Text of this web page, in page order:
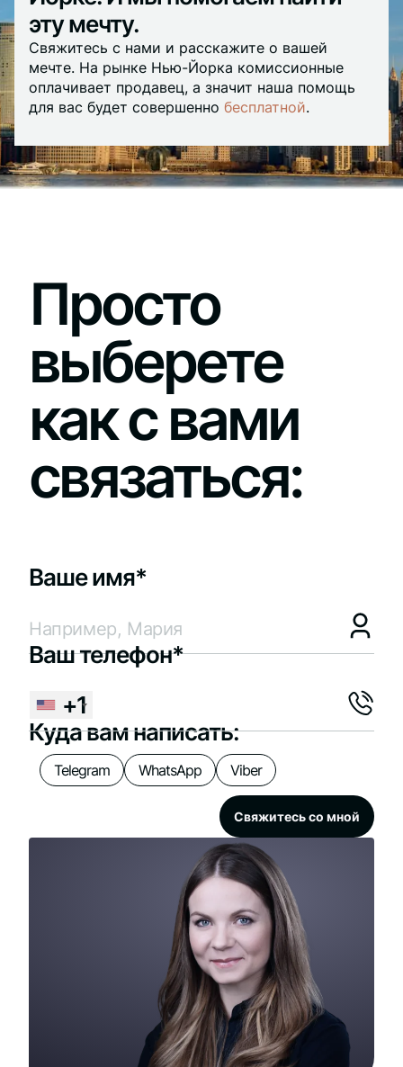
эту мечту.
Свяжитесь с нами и расскажите о вашей
мечте. На рынке Нью-Йорка комиссионные
оплачивает продавец, а значит наша помощь
для вас будет совершенно бесплатной.
Просто
выберете
как с вами
связаться:
Ваше имя*
Ваш телефон*
+1
Куда вам написать:
Telegram WhatsApp Viber